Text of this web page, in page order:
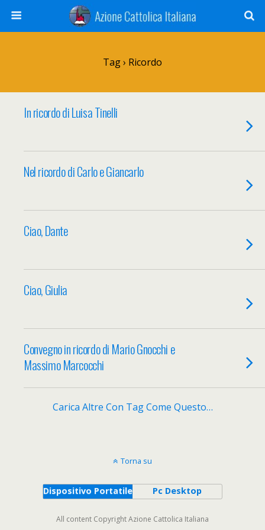
Tag › Ricordo
In ricordo di Luisa Tinelli
Nel ricordo di Carlo e Giancarlo
Ciao, Dante
Ciao, Giulia
Convegno in ricordo di Mario Gnocchi e
Massimo Marcocchi
Carica Altre Con Tag Come Questo…
Torna su
Dispositivo Portatile Pc Desktop
All content Copyright Azione Cattolica Italiana